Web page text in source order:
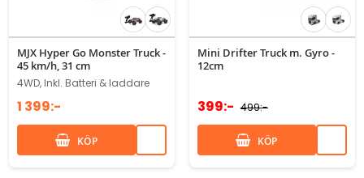
MJX Hyper Go Monster Truck -
45 km/h, 31 cm
4WD, Inkl. Batteri & laddare
1 399:-
KÖP
Mini Drifter Truck m. Gyro -
12cm
399:- 499:-
KÖP